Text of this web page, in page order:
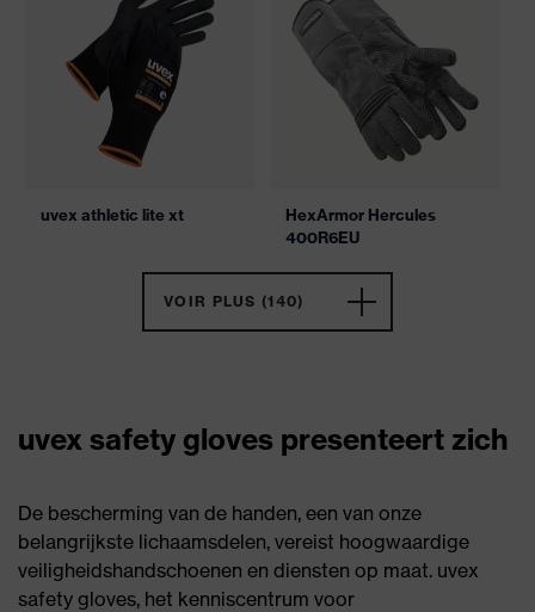
uvex athletic lite xt
HexArmor Hercules
400R6EU
VOIR PLUS (140)
uvex safety gloves presenteert zich
De bescherming van de handen, een van onze
belangrijkste lichaamsdelen, vereist hoogwaardige
veiligheidshandschoenen en diensten op maat. uvex
safety gloves, het kenniscentrum voor